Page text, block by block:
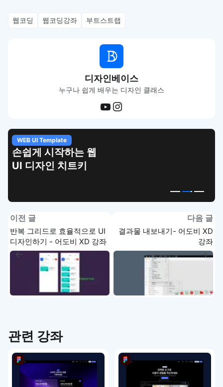
웹코딩 웹코딩강좌 부트스트랩
디자인베이스
누구나 쉽게 배우는 디자인 클래스
WEB UI Template
손쉽게 시작하는 웹
UI 디자인 치트키
이전 글
반복 그리드로 효율적으로 UI
디자인하기 - 어도비 XD 강좌
다음 글
결과물 내보내기- 어도비 XD
강좌
관련 강좌